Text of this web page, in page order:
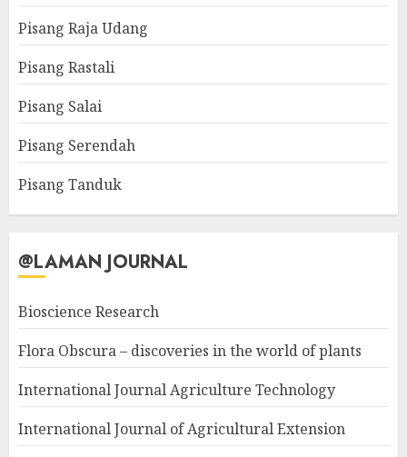
Pisang Raja Udang
Pisang Rastali
Pisang Salai
Pisang Serendah
Pisang Tanduk
@LAMAN JOURNAL
Bioscience Research
Flora Obscura – discoveries in the world of plants
International Journal Agriculture Technology
International Journal of Agricultural Extension